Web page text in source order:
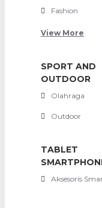
Fashion
View More
SPORT AND
OUTDOOR
Olahraga
Outdoor
TABLET
Aksesoris